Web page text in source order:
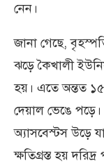
নেন।
জানা গেছে,
ঝড়ে কৈখালী
হয়। এতে অন্তত
দেয়াল ভেঙে
অ্যাসবেস্টস উড়ে
ক্ষতিগ্রস্ত হয়